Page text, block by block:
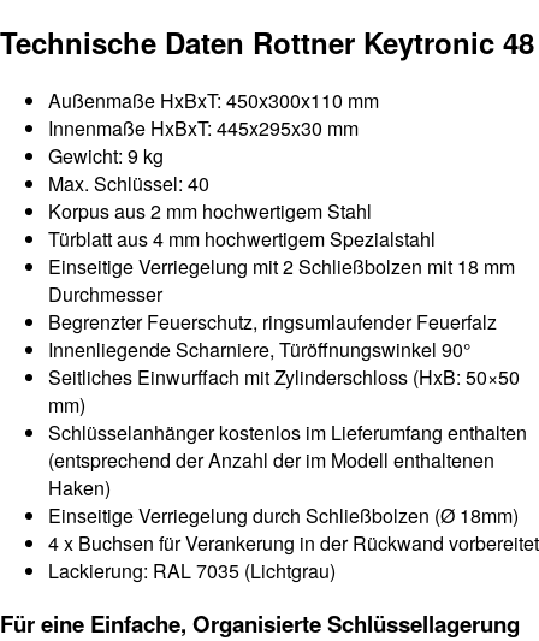
Technische Daten Rottner Keytronic 48
Außenmaße HxBxT: 450x300x110 mm
Innenmaße HxBxT: 445x295x30 mm
Gewicht: 9 kg
Max. Schlüssel: 40
Korpus aus 2 mm hochwertigem Stahl
Türblatt aus 4 mm hochwertigem Spezialstahl
Einseitige Verriegelung mit 2 Schließbolzen mit 18 mm
Durchmesser
Begrenzter Feuerschutz, ringsumlaufender Feuerfalz
Innenliegende Scharniere, Türöffnungswinkel 90°
Seitliches Einwurffach mit Zylinderschloss (HxB: 50×50
mm)
Schlüsselanhänger kostenlos im Lieferumfang enthalten
(entsprechend der Anzahl der im Modell enthaltenen
Haken)
Einseitige Verriegelung durch Schließbolzen (Ø 18mm)
4 x Buchsen für Verankerung in der Rückwand vorbereitet
Lackierung: RAL 7035 (Lichtgrau)
Für eine Einfache, Organisierte Schlüssellagerung